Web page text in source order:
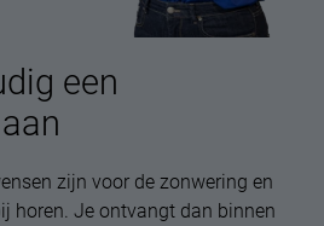
een
zijn voor de zonwering en
horen. Je ontvangt dan binnen